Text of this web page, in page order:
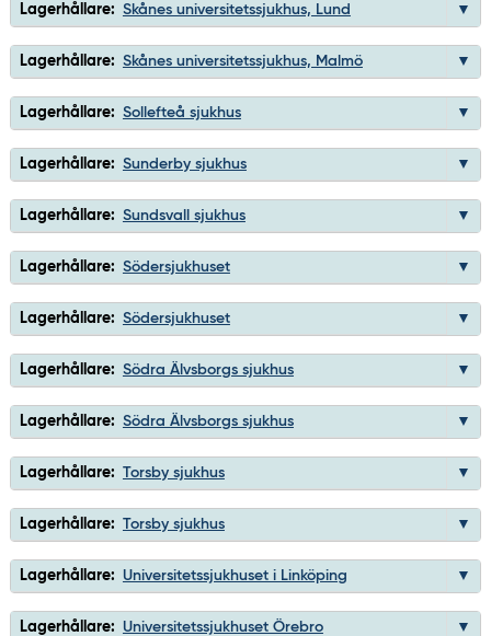
Lagerhållare: Skånes universitetssjukhus, Lund
Lagerhållare: Skånes universitetssjukhus, Malmö
Lagerhållare: Sollefteå sjukhus
Lagerhållare: Sunderby sjukhus
Lagerhållare: Sundsvall sjukhus
Lagerhållare: Södersjukhuset
Lagerhållare: Södersjukhuset
Lagerhållare: Södra Älvsborgs sjukhus
Lagerhållare: Södra Älvsborgs sjukhus
Lagerhållare: Torsby sjukhus
Lagerhållare: Torsby sjukhus
Lagerhållare: Universitetssjukhuset i Linköping
Lagerhållare: Universitetssjukhuset Örebro